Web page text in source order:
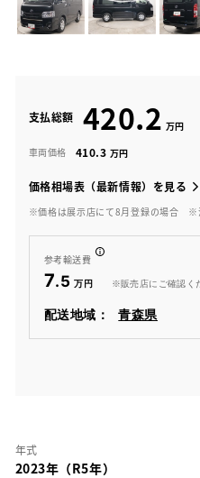
支払総額 420.2
車両価格 410.3
価格相場表（最新情報）を見る
※価格は展示店にて8月登録の場合 ※
参考輸送費
7.5 ※販売店にご確認く
配送地域： 青森県
年式
2023年（R5年）